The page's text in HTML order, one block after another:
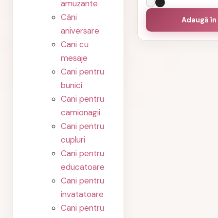
amuzante
Căni
aniversare
Cani cu
mesaje
Cani pentru
bunici
Cani pentru
camionagii
Cani pentru
cupluri
Cani pentru
educatoare
Cani pentru
invatatoare
Cani pentru
Adaugă